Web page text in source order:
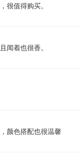
很值得购买。
闻着也很香。
颜色搭配也很温馨